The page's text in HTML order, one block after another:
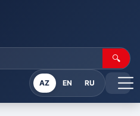
🔍
AZ EN RU